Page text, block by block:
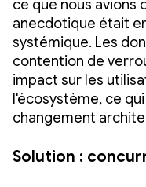
ce que nous avions
anecdotique était
systémique. Les
contention de
impact sur les
l'écosystème, ce
changement
Solution :